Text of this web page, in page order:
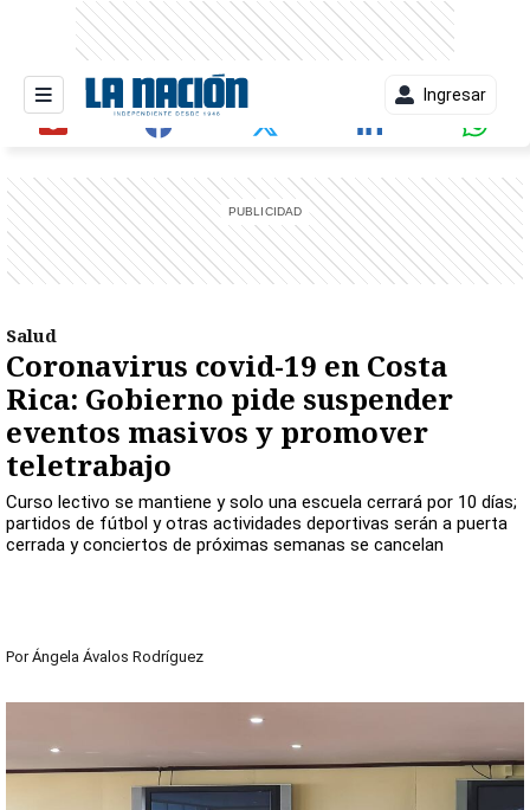
Ingresar
Salud
Coronavirus covid-19 en Costa
Rica: Gobierno pide suspender
eventos masivos y promover
teletrabajo
Curso lectivo se mantiene y solo una escuela cerrará por 10 días;
partidos de fútbol y otras actividades deportivas serán a puerta
cerrada y conciertos de próximas semanas se cancelan
Por Ángela Ávalos Rodríguez